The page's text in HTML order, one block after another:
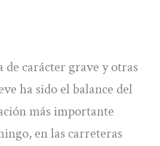
de carácter grave y otras
ha sido el balance del
más importante
en las carreteras